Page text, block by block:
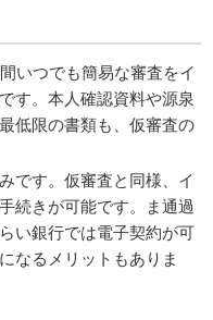
いつでも簡易な審査をイ
す。本人確認資料や源泉
低限の書類も、仮審査の
です。仮審査と同様、イ
続きが可能です。ま通過
い銀行では電子契約が可
なるメリットもありま